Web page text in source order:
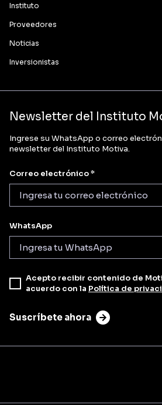
Instituto
Proveedores
Noticias
Inversionistas
Newsletter del Instituto
Ingrese su WhatsApp o correo
newsletter del Instituto Motiva.
Correo electrónico *
WhatsApp
Acepto recibir contenido de
acuerdo con la Política de
Suscríbete ahora